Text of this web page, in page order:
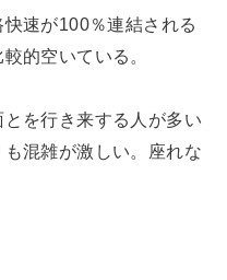
速が100％連結される
的空いている。
を行き来する人が多い
混雑が激しい。座れな